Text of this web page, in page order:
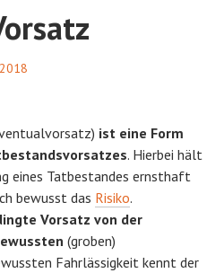
ist eine Form
. Hierbei hält
eines Tatbestandes ernsthaft
bewusst das Risiko.
Vorsatz von der
(groben)
Fahrlässigkeit kennt der